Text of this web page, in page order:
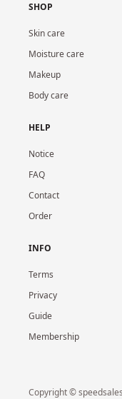
SHOP
Skin care
Moisture care
Makeup
Body care
HELP
Notice
FAQ
Contact
Order
INFO
Terms
Privacy
Guide
Membership
Copyright ©